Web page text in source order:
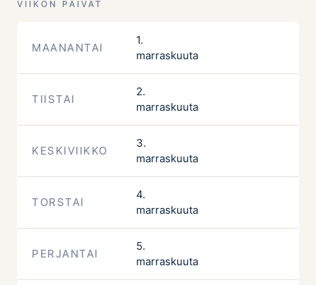
VIIKON PÄIVÄT
MAANANTAI
1.
marraskuuta
TIISTAI
2.
marraskuuta
KESKIVIIKKO
3.
marraskuuta
TORSTAI
4.
marraskuuta
PERJANTAI
5.
marraskuuta